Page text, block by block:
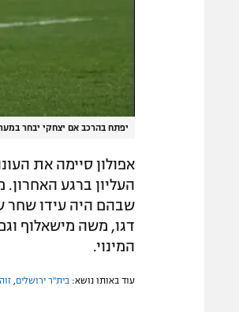
יפתח בהרכב אם יצחקי יבחר
אפולון סיימה את
העליון ברגע
המינוי.
עוד באותו נושא: בית"ר ירושלים